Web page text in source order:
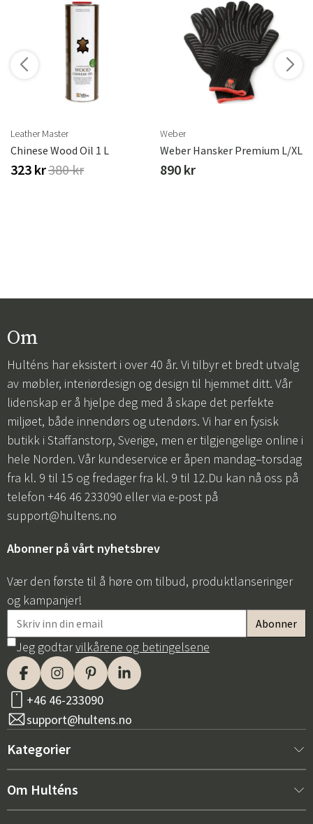
Leather Master
Chinese Wood Oil 1 L
323 kr380 kr
Weber
Weber Hansker Premium L/XL
890 kr
Om
Hulténs har eksistert i over 40 år. Vi tilbyr et bredt utvalg
av møbler, interiørdesign og design til hjemmet ditt. Vår
lidenskap er å hjelpe deg med å skape det perfekte
miljøet, både innendørs og utendørs. Vi har en fysisk
butikk i Staffanstorp, Sverige, men er tilgjengelige online i
hele Norden. Vår kundeservice er åpen mandag–torsdag
fra kl. 9 til 15 og fredager fra kl. 9 til 12.Du kan nå oss på
telefon +46 46 233090 eller via e-post på
support@hultens.no
Abonner på vårt nyhetsbrev
Vær den første til å høre om tilbud, produktlanseringer
og kampanjer!
Jeg godtarvilkårene og betingelsene
+46 46-233090
support@hultens.no
Kategorier
Nytt hos oss
Om Hulténs